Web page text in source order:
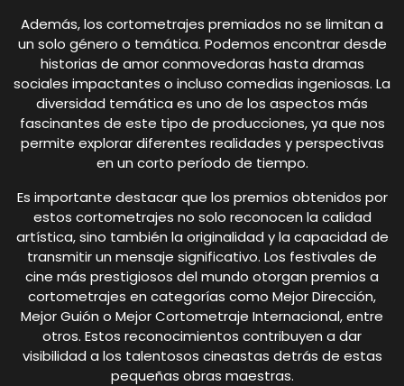
Además, los cortometrajes premiados no se limitan a
un solo género o temática. Podemos encontrar desde
historias de amor conmovedoras hasta dramas
sociales impactantes o incluso comedias ingeniosas. La
diversidad temática es uno de los aspectos más
fascinantes de este tipo de producciones, ya que nos
permite explorar diferentes realidades y perspectivas
en un corto período de tiempo.
Es importante destacar que los premios obtenidos por
estos cortometrajes no solo reconocen la calidad
artística, sino también la originalidad y la capacidad de
transmitir un mensaje significativo. Los festivales de
cine más prestigiosos del mundo otorgan premios a
cortometrajes en categorías como Mejor Dirección,
Mejor Guión o Mejor Cortometraje Internacional, entre
otros. Estos reconocimientos contribuyen a dar
visibilidad a los talentosos cineastas detrás de estas
pequeñas obras maestras.